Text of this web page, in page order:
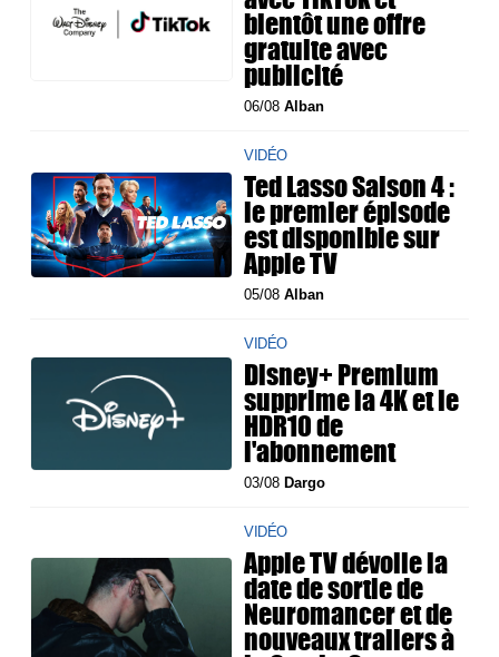
bientôt une offre
gratuite avec
publicité
06/08Alban
VIDÉO
Ted Lasso Saison 4 :
le premier épisode
est disponible sur
Apple TV
05/08Alban
VIDÉO
Disney+ Premium
supprime la 4K et le
HDR10 de
l'abonnement
03/08 Dargo
VIDÉO
Apple TV dévoile la
date de sortie de
Neuromancer et de
nouveaux trailers à